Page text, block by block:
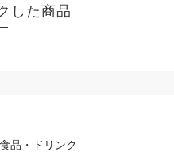
した商品
食品・ドリンク